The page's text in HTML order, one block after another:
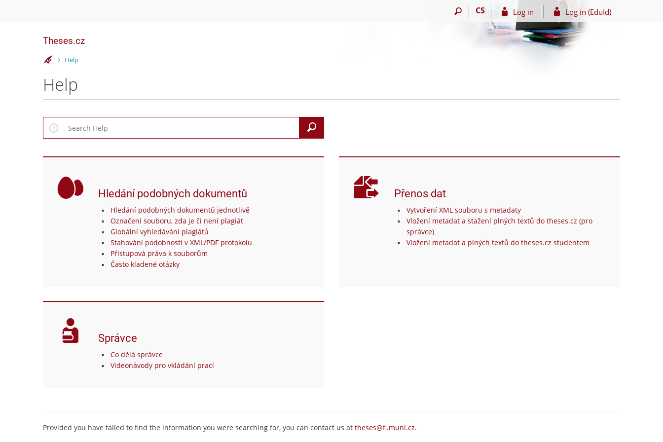
CS Log in Log in (EduId)
Theses.cz
>Help
Help
Hledání podobných dokumentů
Hledání podobných dokumentů jednotlivě
Označení souboru, zda je či není plagiát
Globální vyhledávání plagiátů
Stahování podobností v XML/PDF protokolu
Přístupová práva k souborům
Často kladené otázky
Přenos dat
Vytvoření XML souboru s metadaty
Vložení metadat a stažení plných textů do theses.cz (pro
správce)
Vložení metadat a plných textů do theses.cz studentem
Správce
Co dělá správce
Videonávody pro vkládání prací
Provided you have failed to find the information you were searching for, you can contact us at theses@fi.muni.cz.